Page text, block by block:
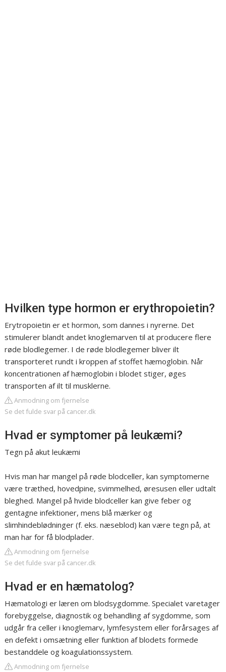
Hvilken type hormon er erythropoietin?
Erytropoietin er et hormon, som dannes i nyrerne. Det
stimulerer blandt andet knoglemarven til at producere flere
røde blodlegemer. I de røde blodlegemer bliver ilt
transporteret rundt i kroppen af stoffet hæmoglobin. Når
koncentrationen af hæmoglobin i blodet stiger, øges
transporten af ilt til musklerne.
Anmodning om fjernelse
Se det fulde svar på cancer.dk
Hvad er symptomer på leukæmi?
Tegn på akut leukæmi
Hvis man har mangel på røde blodceller, kan symptomerne
være træthed, hovedpine, svimmelhed, øresusen eller udtalt
bleghed. Mangel på hvide blodceller kan give feber og
gentagne infektioner, mens blå mærker og
slimhindeblødninger (f. eks. næseblod) kan være tegn på, at
man har for få blodplader.
Anmodning om fjernelse
Se det fulde svar på cancer.dk
Hvad er en hæmatolog?
Hæmatologi er læren om blodsygdomme. Specialet varetager
forebyggelse, diagnostik og behandling af sygdomme, som
udgår fra celler i knoglemarv, lymfesystem eller forårsages af
en defekt i omsætning eller funktion af blodets formede
bestanddele og koagulationssystem.
Anmodning om fjernelse